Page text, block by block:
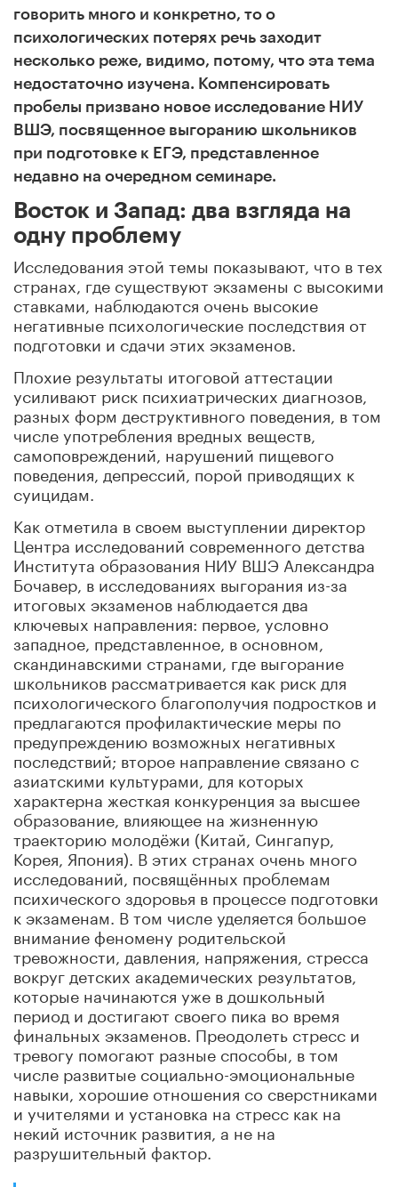
говорить много и конкретно, то о
психологических потерях речь заходит
несколько реже, видимо, потому, что эта тема
недостаточно изучена. Компенсировать
пробелы призвано новое исследование НИУ
ВШЭ, посвященное выгоранию школьников
при подготовке к ЕГЭ, представленное
недавно на очередном семинаре.
Восток и Запад: два взгляда на
одну проблему
Исследования этой темы показывают, что в тех
странах, где существуют экзамены с высокими
ставками, наблюдаются очень высокие
негативные психологические последствия от
подготовки и сдачи этих экзаменов.
Плохие результаты итоговой аттестации
усиливают риск психиатрических диагнозов,
разных форм деструктивного поведения, в том
числе употребления вредных веществ,
самоповреждений, нарушений пищевого
поведения, депрессий, порой приводящих к
суицидам.
Как отметила в своем выступлении директор
Центра исследований современного детства
Института образования НИУ ВШЭ Александра
Бочавер, в исследованиях выгорания из-за
итоговых экзаменов наблюдается два
ключевых направления: первое, условно
западное, представленное, в основном,
скандинавскими странами, где выгорание
школьников рассматривается как риск для
психологического благополучия подростков и
предлагаются профилактические меры по
предупреждению возможных негативных
последствий; второе направление связано с
азиатскими культурами, для которых
характерна жесткая конкуренция за высшее
образование, влияющее на жизненную
траекторию молодёжи (Китай, Сингапур,
Корея, Япония). В этих странах очень много
исследований, посвящённых проблемам
психического здоровья в процессе подготовки
к экзаменам. В том числе уделяется большое
внимание феномену родительской
тревожности, давления, напряжения, стресса
вокруг детских академических результатов,
которые начинаются уже в дошкольный
период и достигают своего пика во время
финальных экзаменов. Преодолеть стресс и
тревогу помогают разные способы, в том
числе развитые социально-эмоциональные
навыки, хорошие отношения со сверстниками
и учителями и установка на стресс как на
некий источник развития, а не на
разрушительный фактор.